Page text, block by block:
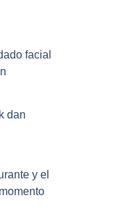
facial
dan
y el